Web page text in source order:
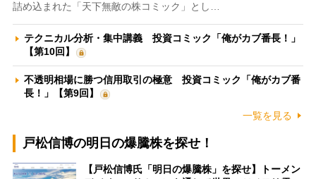
詰め込まれた「天下無敵の株コミック」とし…
テクニカル分析・集中講義 投資コミック「俺がカブ番長！」
【第10回】
不透明相場に勝つ信用取引の極意 投資コミック「俺がカブ番
長！」【第9回】
一覧を見る
戸松信博の明日の爆騰株を探せ！
【戸松信博氏「明日の爆騰株」を探せ】トーメン